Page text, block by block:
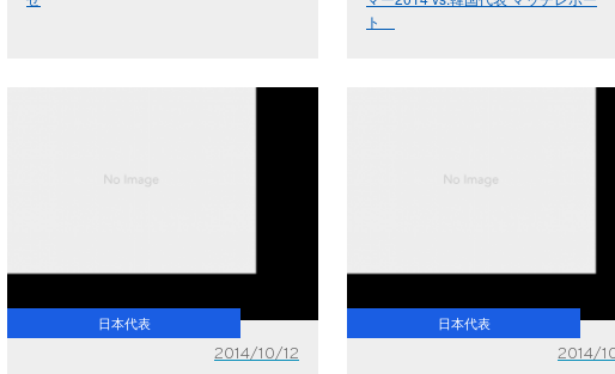
ト
日本代表
2014/10/12
日本代表
2014/